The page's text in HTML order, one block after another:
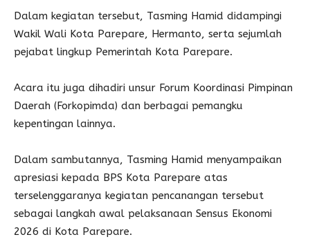
Dalam kegiatan tersebut, Tasming Hamid didampingi
Wakil Wali Kota Parepare, Hermanto, serta sejumlah
pejabat lingkup Pemerintah Kota Parepare.
Acara itu juga dihadiri unsur Forum Koordinasi Pimpinan
Daerah (Forkopimda) dan berbagai pemangku
kepentingan lainnya.
Dalam sambutannya, Tasming Hamid menyampaikan
apresiasi kepada BPS Kota Parepare atas
terselenggaranya kegiatan pencanangan tersebut
sebagai langkah awal pelaksanaan Sensus Ekonomi
2026 di Kota Parepare.